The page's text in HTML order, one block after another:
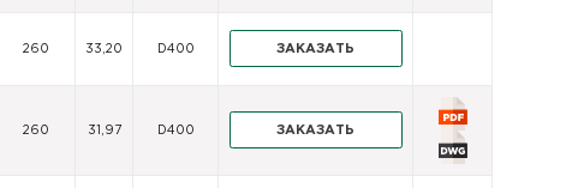
260 33,20 D400 ЗАКАЗАТЬ
260 31,97 D400 ЗАКАЗАТЬ